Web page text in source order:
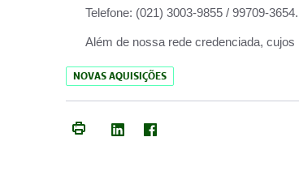
Telefone: (021) 3003-9855 / 99709-3654.
Além de nossa rede credenciada,
NOVAS AQUISIÇÕES